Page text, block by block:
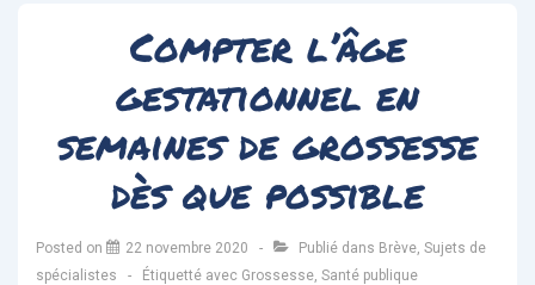
Compter l’âge
gestationnel en
semaines de grossesse
dès que possible
Posted on 22 novembre 2020 Publié dans Brève, Sujets de
spécialistes
Étiquetté avec Grossesse, Santé publique